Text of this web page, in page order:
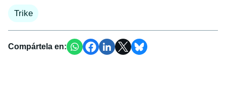
Trike
Compártela en: